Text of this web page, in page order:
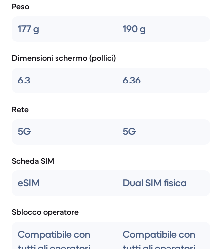
Peso
177 g 190 g
Dimensioni schermo (pollici)
6.3 6.36
Rete
5G 5G
Scheda SIM
eSIM Dual SIM fisica
Sblocco operatore
Compatibile con
Compatibile con